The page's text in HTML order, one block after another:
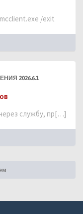
/exit
2026.6.1
службу, пр[…]